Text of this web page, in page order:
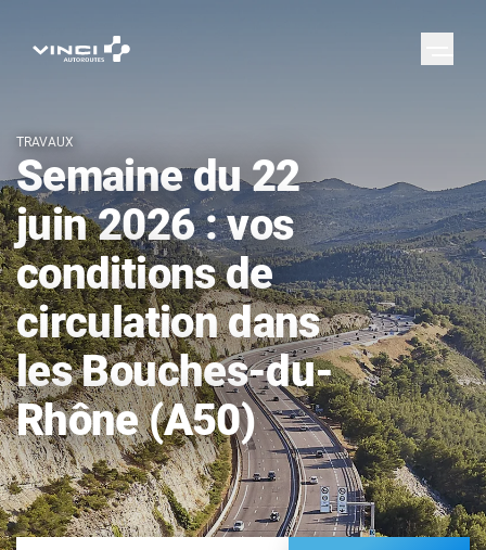
TRAVAUX
Semaine du 22
juin 2026 : vos
conditions de
circulation dans
les Bouches-du-
Rhône (A50)